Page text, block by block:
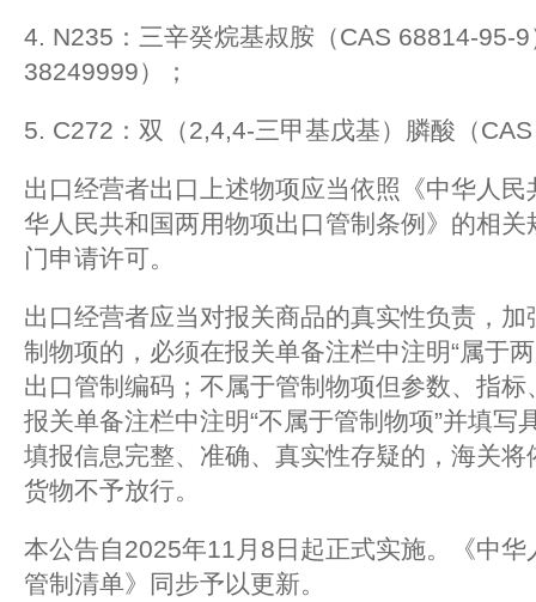
4. N235：三辛癸烷基叔胺（CAS 68814-95-
38249999）；
5. C272：双（2,4,4-三甲基戊基）膦酸（
出口经营者出口上述物项应当依照《中华人
华人民共和国两用物项出口管制条例》的相
门申请许可。
出口经营者应当对报关商品的真实性负责，
制物项的，必须在报关单备注栏中注明“属于
出口管制编码；不属于管制物项但参数、指
报关单备注栏中注明“不属于管制物项”并填写
填报信息完整、准确、真实性存疑的，海关
货物不予放行。
本公告自2025年11月8日起正式实施。《中
管制清单》同步予以更新。